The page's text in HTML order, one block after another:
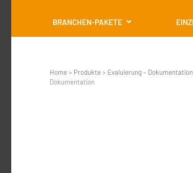
BRANCHEN-PAKETE
Home > Produkte > Evaluierung –
Dokumentation